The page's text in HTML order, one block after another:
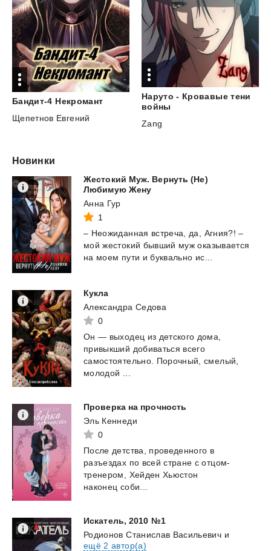
Бандит-4 Некромант
Щепетнов Евгений
Наруто - Кровавые тени
войны
Zang
Новинки
Жестокий Муж. Вернуть (Не)
Любимую Жену
Анна Гур
1
– Неожиданная встреча, да, Агния?! –
мой жестокий бывший муж оказывается
на моем пути и буквально ис...
Кукла
Александра Седова
0
Он — выходец из детского дома,
привыкший добиваться всего
самостоятельно. Порочный, смелый,
молодой ...
Проверка на прочность
Эль Кеннеди
0
После детства, проведенного в
разъездах по всей стране с отцом-
тренером, Хейден Хьюстон
наконец соби...
Искатель, 2010 №1
Родионов Станислав Васильевич и
ещё 2 автор(а)